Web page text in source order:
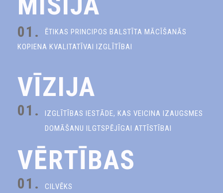
01.
ĒTIKAS PRINCIPOS BALSTĪTA MĀCĪŠANĀS
KOPIENA KVALITATĪVAI IZGLĪTĪBAI
VĪZIJA
01.
IZGLĪTĪBAS IESTĀDE, KAS VEICINA IZAUGSMES
DOMĀŠANU ILGTSPĒJĪGAI ATTĪSTĪBAI
VĒRTĪBAS
01. CILVĒKS